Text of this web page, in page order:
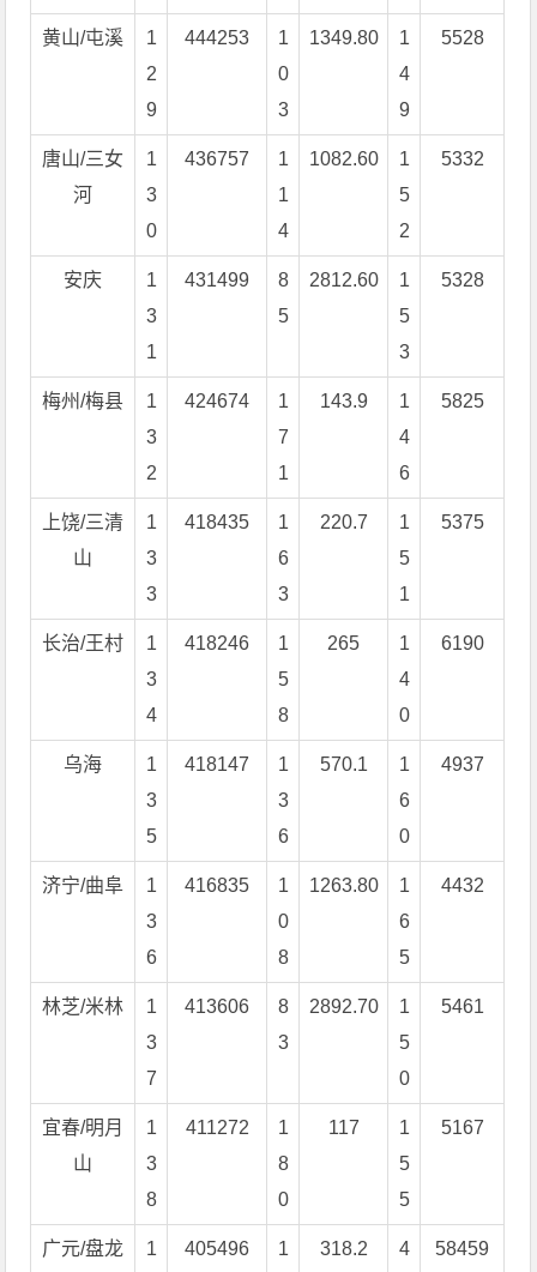
黄山/屯溪
1
2
9
444253
1
0
3
1349.80
1
4
9
5528
唐山/三女
河
1
3
0
436757
1
1
4
1082.60
1
5
2
5332
安庆
1
3
1
431499
8
5
2812.60
1
5
3
5328
梅州/梅县
1
3
2
424674
1
7
1
143.9
1
4
6
5825
上饶/三清
山
1
3
3
418435
1
6
3
220.7
1
5
1
5375
长治/王村
1
3
4
418246
1
5
8
265
1
4
0
6190
乌海
1
3
5
418147
1
3
6
570.1
1
6
0
4937
济宁/曲阜
1
3
6
416835
1
0
8
1263.80
1
6
5
4432
林芝/米林
1
3
7
413606
8
3
2892.70
1
5
0
5461
宜春/明月
山
1
3
8
411272
1
8
0
117
1
5
5
5167
广元/盘龙
1
405496
1
318.2
4
58459